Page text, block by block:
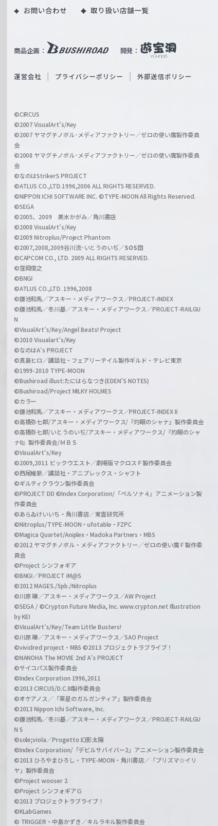
W
ß
c
a
r
z
商品企画： 開発：
u
b
O
i
l
h
a
n
l
お問い合わせ 取り扱い店舗一覧
運営会社 プライバシーポリシー 外部送信ポリシー
©CIRCUS
©2007 VisualArt's/Key
©2007 ヤマグチノボル･メディアファクトリー／ゼロの使い魔製作委員
会
©2008 ヤマグチノボル･メディアファクトリー／ゼロの使い魔製作委員
会
©なのはStrikerS PROJECT
©ATLUS CO.,LTD.1996,2006 ALL RIGHTS RESERVED.
©NIPPON ICHI SOFTWARE INC. ©TYPE-MOON All Rights Reserved.
©SEGA
©2005、2009 美水かがみ／角川書店
©2008 VisualArt's/Key
©2009 Nitroplus/Project Phantom
©2007,2008,2009谷川流･いとうのいぢ／SOS団
©CAPCOM CO., LTD. 2009 ALL RIGHTS RESERVED.
©窪岡俊之
©BNGI
©ATLUS CO.,LTD. 1996,2008
©鎌池和馬／アスキー・メディアワークス／PROJECT-INDEX
©鎌池和馬／冬川基／アスキー・メディアワークス／PROJECT-RAILGU
N
©VisualArt's/Key/Angel Beats! Project
©2010 Visualart's/Key
©なのはA's PROJECT
©真島ヒロ／講談社・フェアリーテイル製作ギルド・テレビ東京
©1999-2010 TYPE-MOON
©Bushiroad illust:たにはらなつき(EDEN'S NOTES)
©Bushiroad/Project MILKY HOLMES
©カラー
©鎌池和馬／アスキー・メディアワークス／PROJECT-INDEX II
©高橋弥七郎/アスキー・メディアワークス/『灼眼のシャナ』製作委員会
©高橋弥七郎/いとうのいぢ/アスキー・メディアワークス/『灼眼のシャ
ナII』製作委員会/ＭＢＳ
©VisualArt's/Key
©2009,2011 ビックウエスト／劇場版マクロスＦ製作委員会
©西尾維新／講談社・アニプレックス・シャフト
©ギルティクラウン製作委員会
©PROJECT DD ©Index Corporation/「ペルソナ４」アニメーション製
作委員会
©あらゐけいいち・角川書店／東雲研究所
©Nitroplus/TYPE-MOON・ufotable・FZPC
©Magica Quartet/Aniplex・Madoka Partners・MBS
©2012 ヤマグチノボル・メディアファクトリー／ゼロの使い魔Ｆ製作委
員会
©Project シンフォギア
©BNGI／PROJECT iM@S
©2012 MAGES./5pb./Nitroplus
©川原 礫／アスキー・メディアワークス／AW Project
©SEGA / ©Crypton Future Media, Inc. www.crypton.net Illustration
by KEI
©VisualArt's/Key/Team Little Busters!
©川原 礫／アスキー・メディアワークス／SAO Project
©vividred project・MBS ©2013 プロジェクトラブライブ！
©NANOHA The MOVIE 2nd A's PROJECT
©サイコパス製作委員会
©Index Corporation 1996,2011
©2013 CIRCUS/D.C.III製作委員会
©オケアノス／「翠星のガルガンティア」製作委員会
©2013 Nippon Ichi Software, Inc.
©鎌池和馬／冬川基／アスキー・メディアワークス／PROJECT-RAILGU
N S
©sole;viola／Progetto 幻影太陽
©Index Corporation/「デビルサバイバー2」アニメーション製作委員会
©2013 ひろやまひろし・TYPE-MOON・角川書店／「プリズマ☆イリ
ヤ」製作委員会
©Project wooser 2
©Project シンフォギアＧ
©2013 プロジェクトラブライブ！
©KLabGames
© TRIGGER・中島かずき／キルラキル製作委員会